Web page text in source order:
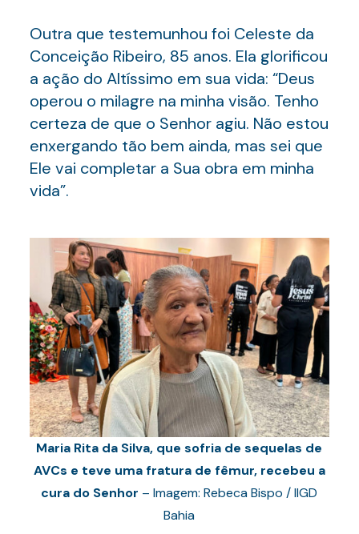
Outra que testemunhou foi Celeste da
Conceição Ribeiro, 85 anos. Ela glorificou
a ação do Altíssimo em sua vida: “Deus
operou o milagre na minha visão. Tenho
certeza de que o Senhor agiu. Não estou
enxergando tão bem ainda, mas sei que
Ele vai completar a Sua obra em minha
vida”.
Maria Rita da Silva, que sofria de sequelas de
AVCs e teve uma fratura de fêmur, recebeu a
cura do Senhor – Imagem: Rebeca Bispo / IIGD
Bahia